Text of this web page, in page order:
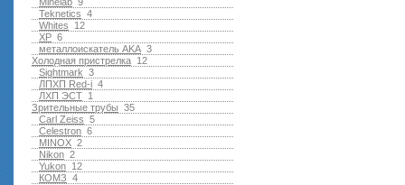
4
Teknetics
12
Whites
6
XP
3
металлоискатель AKA
12
Холодная пристрелка
3
Sightmark
4
ЛПХП Red-i
1
ЛХП ЭСТ
35
Зрительные трубы
5
Carl Zeiss
6
Celestron
2
MINOX
2
Nikon
12
Yukon
4
КОМЗ